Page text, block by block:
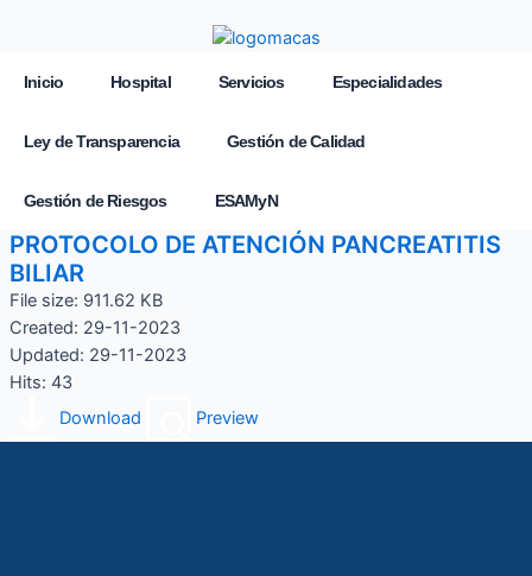
Inicio Hospital Servicios Especialidades
Ley de Transparencia Gestión de Calidad
Gestión de Riesgos ESAMyN
PROTOCOLO DE ATENCIÓN PANCREATITIS
BILIAR
File size: 911.62 KB
Created: 29-11-2023
Updated: 29-11-2023
Hits: 43
Download
Preview